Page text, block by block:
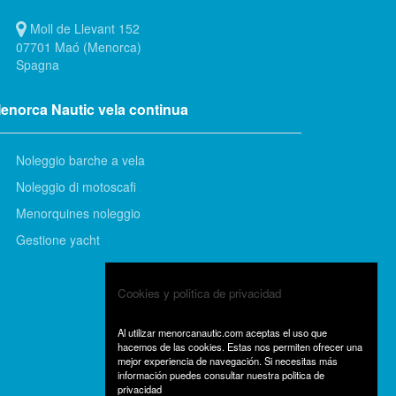
Moll de Llevant 152
07701 Maó (Menorca)
Spagna
Nautic vela continua
Noleggio barche a vela
Noleggio di motoscafi
Menorquines noleggio
Gestione yacht
Cookies y politica de privacidad
Al utilizar menorcanautic.com aceptas el uso que
hacemos de las cookies. Estas nos permiten ofrecer una
mejor experiencia de navegación. Si necesitas más
información puedes consultarnuestra politica de
privacidad